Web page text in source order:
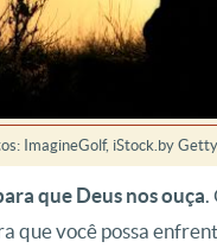
ImagineGolf, iStock.by
que Deus nos ouça.
que você possa